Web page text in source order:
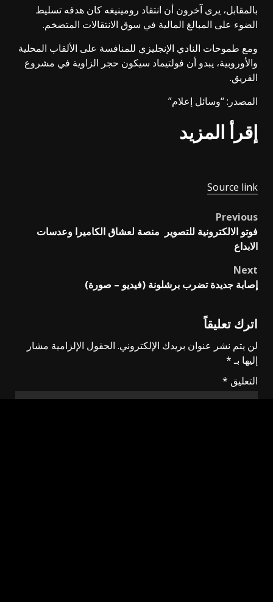
بالمقابل، يرى آخرون أن انتقاد رومينيغه كان هدفه تسليط
الضوء على المبالغ المالية في سوق الانتقالات المتضخم.
ومع طموحات النادي الإنجليزي للمنافسة على الألقاب المحلية
والأوروبية، يبدو أن فولتيماد سيكون حجر الزاوية في مشروع
الفريق.
المصدر: “وسائل إعلام”
إقرأ المزيد
Source link
Post
navigation
Previous
فوتو الالكترونية للتصوير منصة لعشاق الكاميرا وعدسات
الابداع
Next
إصابة جديدة تضرب برشلونة (فيديو – صورة)
اترك تعليقاً
لن يتم نشر عنوان بريدك الإلكتروني. الحقول الإلزامية مشار
إليها بـ*
التعليق *